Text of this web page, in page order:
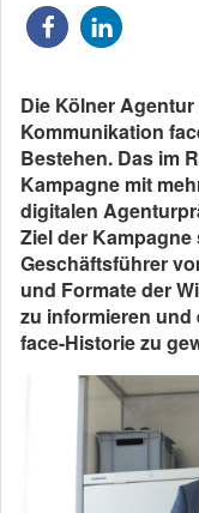
Die Kölner
Kommunikation
Bestehen. Das im
Kampagne mit
digitalen
Ziel der
Geschäftsführer
und Formate der
zu informieren und
face-Historie zu